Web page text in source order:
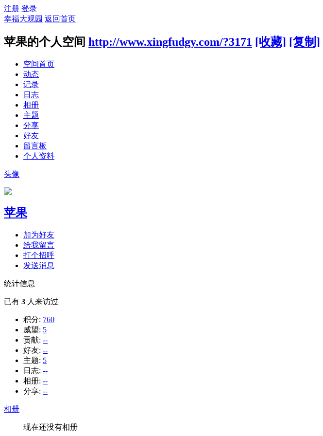
注册 登录
幸福大观园 返回首页
苹果的个人空间 http://www.xingfudgy.com/?3171 [收藏] [复制]
空间首页
动态
记录
日志
相册
主题
分享
好友
留言板
个人资料
头像
苹果
加为好友
给我留言
打个招呼
发送消息
统计信息
已有 3 人来访过
积分: 760
威望: 5
贡献: --
好友: --
主题: 5
日志: --
相册: --
分享: --
相册
现在还没有相册